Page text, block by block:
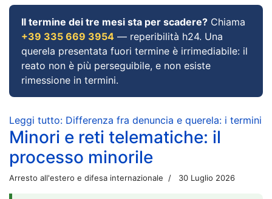
Il termine dei tre mesi sta per scadere? Chiama
+39 335 669 3954 — reperibilità h24. Una
querela presentata fuori termine è irrimediabile: il
reato non è più perseguibile, e non esiste
rimessione in termini.
Leggi tutto: Differenza fra denuncia e querela: i termini
Minori e reti telematiche: il
processo minorile
Arresto all'estero e difesa internazionale 30 Luglio 2026